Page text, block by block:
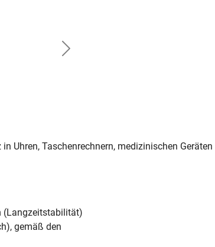
Next
Uhren, Taschenrechnern, medizinischen
(Langzeitstabilität)
gemäß den